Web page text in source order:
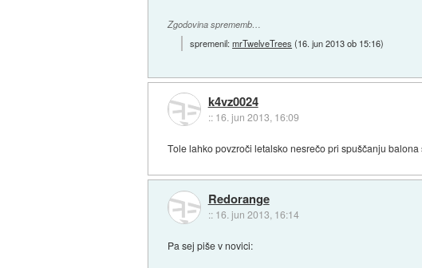
Zgodovina sprememb…
spremenil:mrTwelveTrees (16. jun 2013 ob 15:16)
k4vz0024
:: 16. jun 2013, 16:09
Tole lahko povzroči letalsko nesrečo pri spuščanju
Redorange
:: 16. jun 2013, 16:14
Pa sej piše v novici: